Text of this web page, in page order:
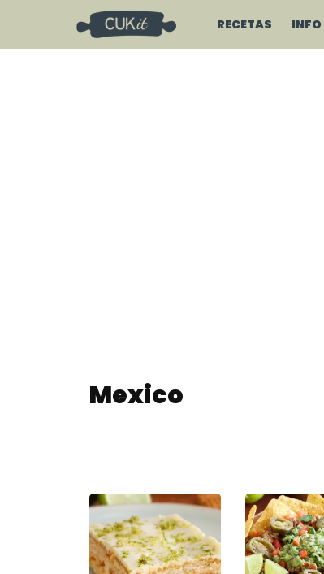
RECETAS
Mexico